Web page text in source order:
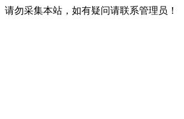
请勿采集本站，如有疑问请联系管理员！